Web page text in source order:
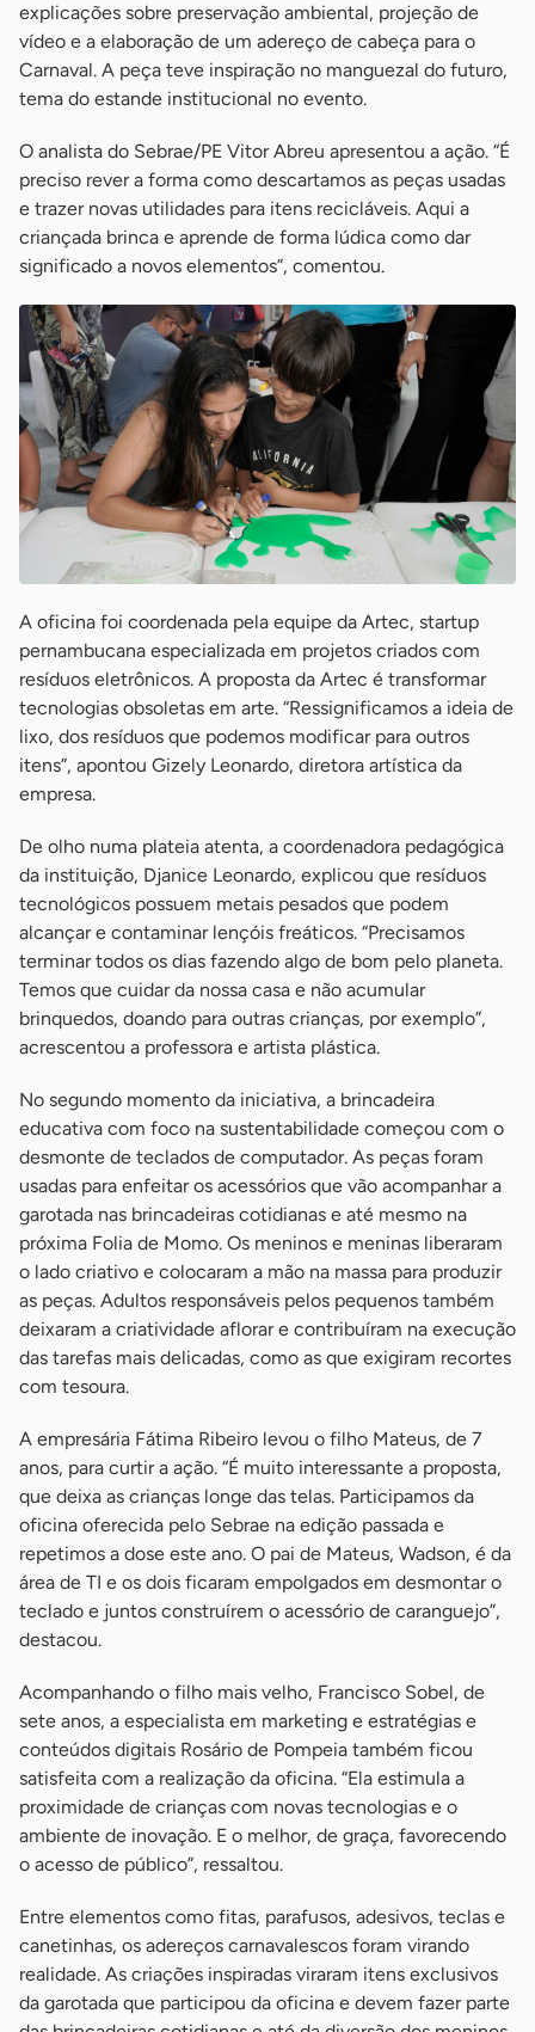
explicações sobre preservação ambiental, projeção de
vídeo e a elaboração de um adereço de cabeça para o
Carnaval. A peça teve inspiração no manguezal do futuro,
tema do estande institucional no evento.
O analista do Sebrae/PE Vitor Abreu apresentou a ação. “É
preciso rever a forma como descartamos as peças usadas
e trazer novas utilidades para itens recicláveis. Aqui a
criançada brinca e aprende de forma lúdica como dar
significado a novos elementos”, comentou.
A oficina foi coordenada pela equipe da Artec, startup
pernambucana especializada em projetos criados com
resíduos eletrônicos. A proposta da Artec é transformar
tecnologias obsoletas em arte. “Ressignificamos a ideia de
lixo, dos resíduos que podemos modificar para outros
itens”, apontou Gizely Leonardo, diretora artística da
empresa.
De olho numa plateia atenta, a coordenadora pedagógica
da instituição, Djanice Leonardo, explicou que resíduos
tecnológicos possuem metais pesados que podem
alcançar e contaminar lençóis freáticos. “Precisamos
terminar todos os dias fazendo algo de bom pelo planeta.
Temos que cuidar da nossa casa e não acumular
brinquedos, doando para outras crianças, por exemplo”,
acrescentou a professora e artista plástica.
No segundo momento da iniciativa, a brincadeira
educativa com foco na sustentabilidade começou com o
desmonte de teclados de computador. As peças foram
usadas para enfeitar os acessórios que vão acompanhar a
garotada nas brincadeiras cotidianas e até mesmo na
próxima Folia de Momo. Os meninos e meninas liberaram
o lado criativo e colocaram a mão na massa para produzir
as peças. Adultos responsáveis pelos pequenos também
deixaram a criatividade aflorar e contribuíram na execução
das tarefas mais delicadas, como as que exigiram recortes
com tesoura.
A empresária Fátima Ribeiro levou o filho Mateus, de 7
anos, para curtir a ação. “É muito interessante a proposta,
que deixa as crianças longe das telas. Participamos da
oficina oferecida pelo Sebrae na edição passada e
repetimos a dose este ano. O pai de Mateus, Wadson, é da
área de TI e os dois ficaram empolgados em desmontar o
teclado e juntos construírem o acessório de caranguejo”,
destacou.
Acompanhando o filho mais velho, Francisco Sobel, de
sete anos, a especialista em marketing e estratégias e
conteúdos digitais Rosário de Pompeia também ficou
satisfeita com a realização da oficina. “Ela estimula a
proximidade de crianças com novas tecnologias e o
ambiente de inovação. E o melhor, de graça, favorecendo
o acesso de público”, ressaltou.
Entre elementos como fitas, parafusos, adesivos, teclas e
canetinhas, os adereços carnavalescos foram virando
realidade. As criações inspiradas viraram itens exclusivos
da garotada que participou da oficina e devem fazer parte